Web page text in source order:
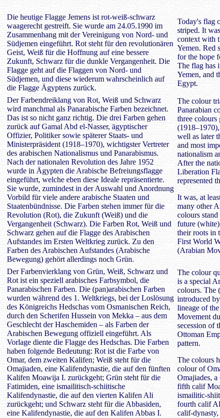
Die heutige Flagge Jemens ist rot-weiß-schwarz
waagerecht gestreift. Sie wurde am 24.05.1990 im
Zusammenhang mit der Vereinigung von Nord- und
Südjemen eingeführt. Rot steht für den revolutionären
Geist, Weiß für die Hoffnung auf eine bessere
Zukunft, Schwarz für die dunkle Vergangenheit. Die
Flagge geht auf die Flaggen von Nord- und
Südjemen, und diese wiederum wahrscheinlich auf
die Flagge Ägyptens zurück.
Today's flag
striped. It
context with
Yemen. Red
for the hope
The flag has
Yemen, and
Egypt.
Der Farbendreiklang von Rot, Weiß und Schwarz
wird manchmal als Panarabische Farben bezeichnet.
Das ist so nicht ganz richtig. Die drei Farben gehen
zurück auf Gamal Abd el-Nasser, ägyptischer
Offizier, Politiker sowie späterer Staats- und
Ministerpräsident (1918–1970), wichtigster Vertreter
des arabischen Nationalismus und Panarabismus.
Nach der nationalen Revolution des Jahre 1952
wurde in Ägypten die Arabische Befreiungsflagge
eingeführt, welche eben diese Ideale repräsentierte.
Sie wurde, zumindest in der Auswahl und Anordnung
Vorbild für viele andere arabische Staaten und
Staatenbündnisse. Die Farben stehen immer für die
Revolution (Rot), die Zukunft (Weiß) und die
Vergangenheit (Schwarz). Die Farben Rot, Weiß und
Schwarz gehen auf die Flagge des Arabischen
Aufstandes im Ersten Weltkrieg zurück. Zu den
Farben des Arabischen Aufstandes (Arabische
Bewegung) gehört allerdings noch Grün.
The colour
Panarabian
three colours
well as later
and most
nationalism
After the
Liberation
represented
It was, at
many other
colours
future
their roots in
First World
(Arabian
Der Farbenvierklang von Grün, Weiß, Schwarz und
Rot ist ein speziell arabisches Farbsymbol, die
Panarabischen Farben. Die (pan)arabischen Farben
wurden während des 1. Weltkriegs, bei der Loslösung
des Königreichs Hedschas vom Osmanischen Reich,
durch den Scherifen Hussein von Mekka – aus dem
Geschlecht der Haschemiden – als Farben der
Arabischen Bewegung offiziell eingeführt. Als
Vorlage diente die Flagge des Hedschas. Die Farben
haben folgende Bedeutung: Rot ist die Farbe von
Omar, dem zweiten Kalifen; Weiß steht für die
Omajiaden, eine Kalifendynastie, die auf den fünften
Kalifen Moawija I. zurückgeht; Grün steht für die
Fatimiden, eine ismailitisch-schiitische
Kalifendynastie, die auf den vierten Kalifen Ali
zurückgeht; und Schwarz steht für die Abbasiden,
eine Kalifendynastie, die auf den Kalifen Abbas I.
The colour
is a special
colours. The
introduced
lineage of
Movement
secession of
Ottoman
pattern.
The colours
colour of
Omajiades,
fifth calif
ismailitic-
fourth calif
calif-